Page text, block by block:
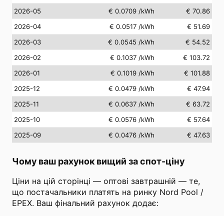
2026-05
€ 0.0709 /kWh
€ 70.86
2026-04
€ 0.0517 /kWh
€ 51.69
2026-03
€ 0.0545 /kWh
€ 54.52
2026-02
€ 0.1037 /kWh
€ 103.72
2026-01
€ 0.1019 /kWh
€ 101.88
2025-12
€ 0.0479 /kWh
€ 47.94
2025-11
€ 0.0637 /kWh
€ 63.72
2025-10
€ 0.0576 /kWh
€ 57.64
2025-09
€ 0.0476 /kWh € 47.63
Чому ваш рахунок вищий за спот-ціну
Ціни на цій сторінці — оптові завтрашній — те,
що постачальники платять на ринку Nord Pool /
EPEX. Ваш фінальний рахунок додає: